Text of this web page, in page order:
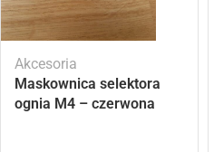
Akcesoria
Maskownica selektora
ognia M4 – czerwona